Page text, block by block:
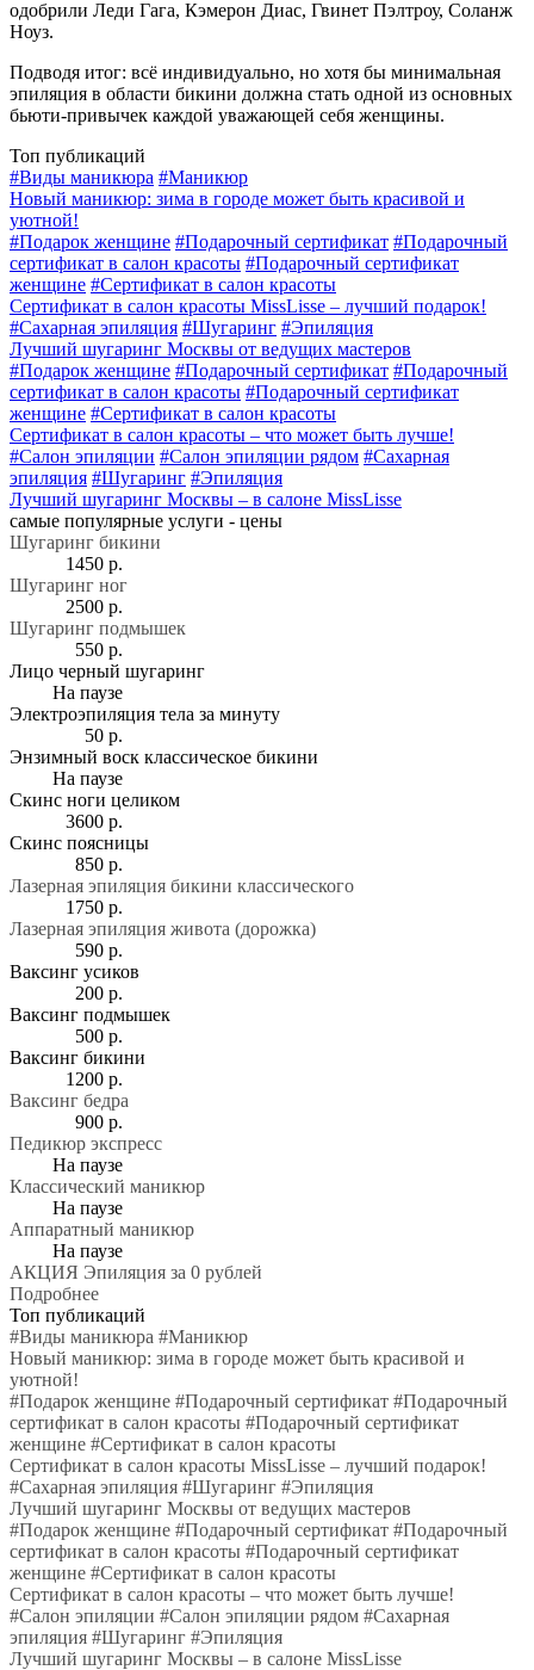
одобрили Леди Гага, Кэмерон Диас, Гвинет Пэлтроу, Соланж
Ноуз.
Подводя итог: всё индивидуально, но хотя бы минимальная
эпиляция в области бикини должна стать одной из основных
бьюти-привычек каждой уважающей себя женщины.
Топ публикаций
#Виды маникюра #Маникюр
Новый маникюр: зима в городе может быть красивой и
уютной!
#Подарок женщине #Подарочный сертификат #Подарочный
сертификат в салон красоты #Подарочный сертификат
женщине #Сертификат в салон красоты
Сертификат в салон красоты MissLisse – лучший подарок!
#Сахарная эпиляция #Шугаринг #Эпиляция
Лучший шугаринг Москвы от ведущих мастеров
#Подарок женщине #Подарочный сертификат #Подарочный
сертификат в салон красоты #Подарочный сертификат
женщине #Сертификат в салон красоты
Сертификат в салон красоты – что может быть лучше!
#Салон эпиляции #Салон эпиляции рядом #Сахарная
эпиляция #Шугаринг #Эпиляция
Лучший шугаринг Москвы – в салоне MissLisse
самые популярные услуги - цены
Шугаринг бикини
1450 р.
Шугаринг ног
2500 р.
Шугаринг подмышек
550 р.
Лицо черный шугаринг
На паузе
Электроэпиляция тела за минуту
50 р.
Энзимный воск классическое бикини
На паузе
Скинс ноги целиком
3600 р.
Скинс поясницы
850 р.
Лазерная эпиляция бикини классического
1750 р.
Лазерная эпиляция живота (дорожка)
590 р.
Ваксинг усиков
200 р.
Ваксинг подмышек
500 р.
Ваксинг бикини
1200 р.
Ваксинг бедра
900 р.
Педикюр экспресс
На паузе
Классический маникюр
На паузе
Аппаратный маникюр
На паузе
АКЦИЯ Эпиляция за 0 рублей
Подробнее
Топ публикаций
#Виды маникюра #Маникюр
Новый маникюр: зима в городе может быть красивой и
уютной!
#Подарок женщине #Подарочный сертификат #Подарочный
сертификат в салон красоты #Подарочный сертификат
женщине #Сертификат в салон красоты
Сертификат в салон красоты MissLisse – лучший подарок!
#Сахарная эпиляция #Шугаринг #Эпиляция
Лучший шугаринг Москвы от ведущих мастеров
#Подарок женщине #Подарочный сертификат #Подарочный
сертификат в салон красоты #Подарочный сертификат
женщине #Сертификат в салон красоты
Сертификат в салон красоты – что может быть лучше!
#Салон эпиляции #Салон эпиляции рядом #Сахарная
эпиляция #Шугаринг #Эпиляция
Лучший шугаринг Москвы – в салоне MissLisse